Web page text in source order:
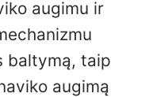
augimu ir
baltymą, taip
augimą